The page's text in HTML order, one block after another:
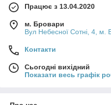
Працює з 13.04.2020
м. Бровари
Вул Небесної Сотні, 4, м.
Контакти
Сьогодні вихідний
Показати весь графік